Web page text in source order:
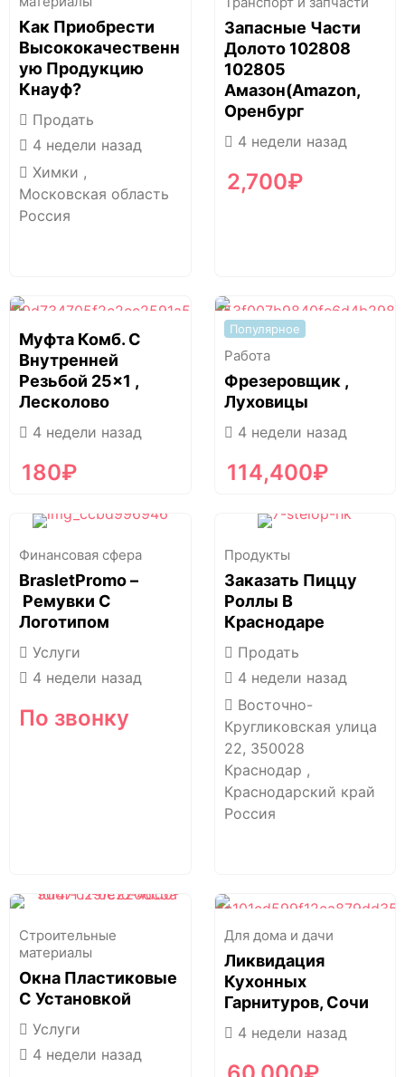
Как Приобрести
Высококачественн
Ую Продукцию
Кнауф?
Продать
4 недели назад
Химки ,
Московская область
Россия
Запасные Части
Долото 102808
102805
Амазон(Amazon,
Оренбург
4 недели назад
2,700₽
Муфта Комб. С
Внутренней
Резьбой 25×1 ,
Лесколово
4 недели назад
180₽
Популярное
Работа
Фрезеровщик ,
Луховицы
4 недели назад
114,400₽
Финансовая сфера
BrasletPromo –
Ремувки С
Логотипом
Услуги
4 недели назад
По звонку
Продукты
Заказать Пиццу
Роллы В
Краснодаре
Продать
4 недели назад
Восточно-
Кругликовская улица
22, 350028
Краснодар ,
Краснодарский край
Россия
Строительные
материалы
Окна Пластиковые
С Установкой
Услуги
4 недели назад
Для дома и дачи
Ликвидация
Кухонных
Гарнитуров, Сочи
4 недели назад